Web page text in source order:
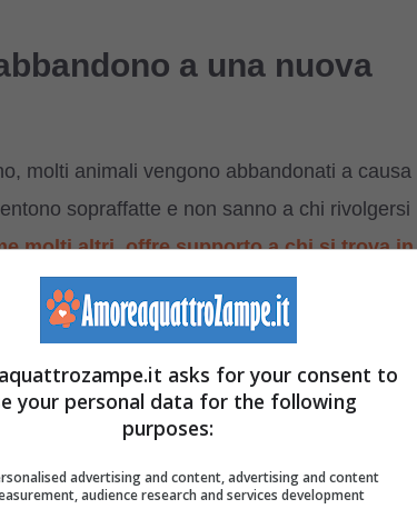
a una nuova
molti animali vengono abbandonati a causa
sopraffatte e non sanno a chi rivolgersi
molti altri, offre supporto a chi si trova in
per strada, senza speranza.
asks for your consent to
your personal data for the following
purposes:
advertising and content, advertising and content
audience research and services development